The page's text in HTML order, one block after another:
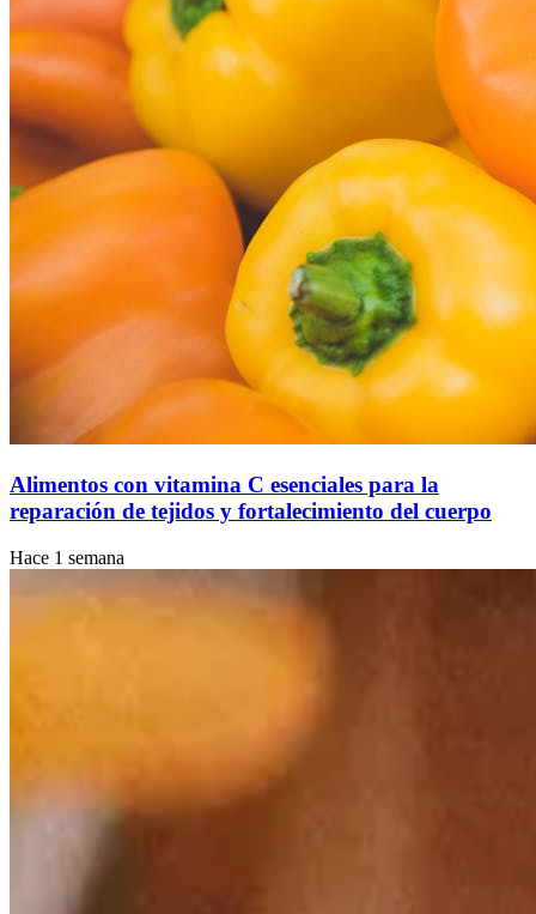
Alimentos con vitamina C esenciales para la
reparación de tejidos y fortalecimiento del cuerpo
Hace 1 semana